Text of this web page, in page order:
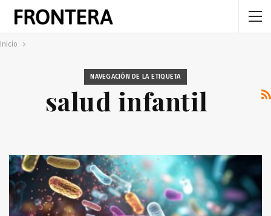
Inicio
NAVEGACIÓN DE LA ETIQUETA
salud infantil